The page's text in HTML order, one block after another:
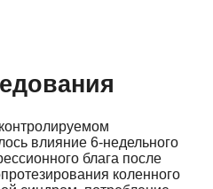
влияние 6‑недельного
блага после
коленного